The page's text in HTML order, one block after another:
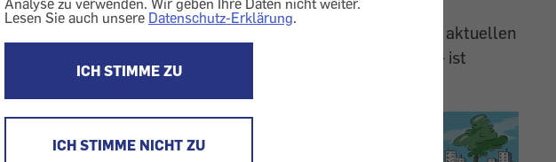
Lesen Sie auch unsere Datenschutz-Erklärung.
ICH STIMME ZU
ICH STIMME NICHT ZU
Reader ist besser geworden, zeigt unser Praxistest von fünf aktuellen
Datenschutz – vor allem bei Kindle von Amazon – ist
sogar in unserem schnelllebigen digitalen
Vor rund 560 Jahren revolutionierte Johannes